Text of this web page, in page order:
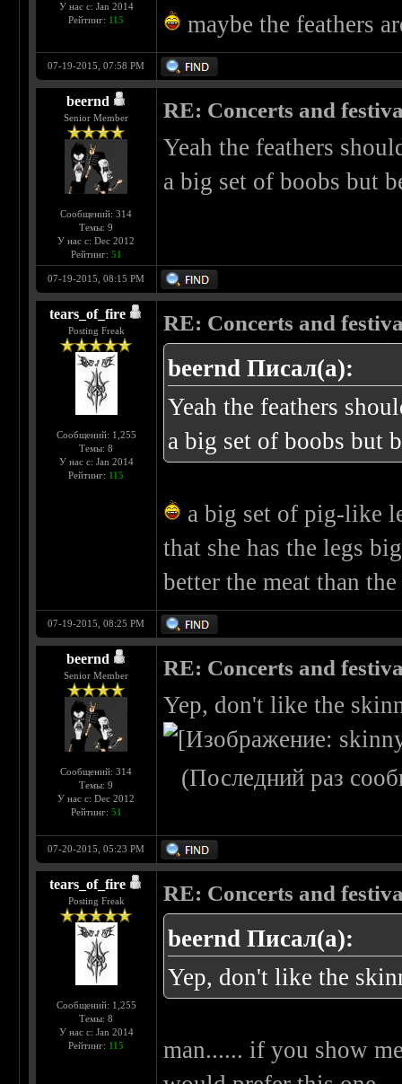
У нас с: Jan 2014
Рейтинг: 115 maybe the feathers
07-19-2015, 07:58 PM
beernd
Senior Member
Сообщений: 314
Темы: 9
У нас с: Dec 2012
Рейтинг: 51
RE: Concerts and
Yeah the feathers
a big set of boobs but
07-19-2015, 08:15 PM
tears_of_fire
Posting Freak
Сообщений: 1,255
Темы: 8
У нас с: Jan 2014
Рейтинг: 115
RE: Concerts and
beernd Писал(а):
Yeah the feathers
a big set of boobs but
a big set of pig-like
that she has the legs
better the meat than
07-19-2015, 08:25 PM
beernd
Senior Member
Сообщений: 314
Темы: 9
У нас с: Dec 2012
Рейтинг: 51
RE: Concerts and
Yep, don't like the
(Последний раз
07-20-2015, 05:23 PM
tears_of_fire
Posting Freak
Сообщений: 1,255
Темы: 8
У нас с: Jan 2014
Рейтинг: 115
RE: Concerts and
beernd Писал(а):
Yep, don't like the
man...... if you show